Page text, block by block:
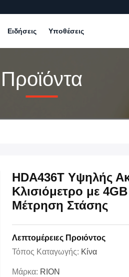
Ειδήσεις Υποθέσεις
Προϊόντα
HDA436T Υψηλής
Κλισιόμετρο με
Μέτρηση Στάσης
Λεπτομέρειες Προιόντος
Τόπος Καταγωγής: Κίνα
Μάρκα: RION